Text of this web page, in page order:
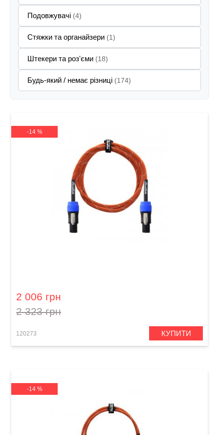
Подовжувачі (4)
Стяжки та органайзери (1)
Штекери та роз'єми (18)
Будь-який / немає різниці (174)
-14 %
2 006 грн
2 323 грн
120273 КУПИТИ
-14 %